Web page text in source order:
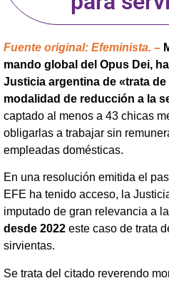
Fuente original: Efeminista. –
mando global del Opus Dei,
Justicia argentina de «trata
modalidad de reducción a la
captado al menos a 43 chicas
obligarlas a trabajar sin
empleadas domésticas.
En una resolución emitida el
EFE ha tenido acceso, la
imputado de gran relevancia a la
desde 2022 este caso de trata
sirvientas.
Se trata del citado reverendo